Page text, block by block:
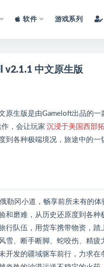
软件 游戏系列
v2.1.1 中文原生版
原生版是由Gameloft出品的
，会让玩家 沉浸于美国西部
到各种极端境况，旅途中的
勒冈小道，畅享前所未有的
和磨难，从历史还原度到各种
行队伍，用货车携带物资，
雪、断手断脚、蛇咬伤、精疲
开发的疆域驱车前行，力求